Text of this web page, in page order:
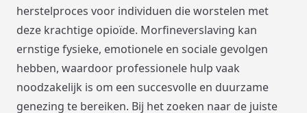
herstelproces voor individuen die worstelen met
deze krachtige opioïde. Morfineverslaving kan
ernstige fysieke, emotionele en sociale gevolgen
hebben, waardoor professionele hulp vaak
noodzakelijk is om een succesvolle en duurzame
genezing te bereiken. Bij het zoeken naar de juiste